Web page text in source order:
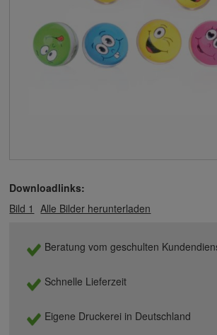
Downloadlinks:
Bild 1
Alle Bilder herunterladen
Beratung vom geschulten
Schnelle Lieferzeit
Eigene Druckerei in Deutschland